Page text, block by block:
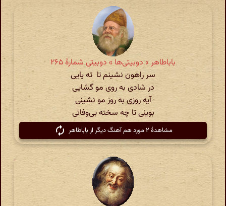
باباطاهر » دوبیتی‌ها » دوبیتی شمارهٔ ۲۶۵
سر راهون نشینم تا ته یایی
در شادی به روی مو گشایی
آیه روزی به روز مو نشینی
بوینی تا چه سخته بی‌وفائی
مشاهدهٔ ۲ مورد هم آهنگ دیگر از باباطاهر